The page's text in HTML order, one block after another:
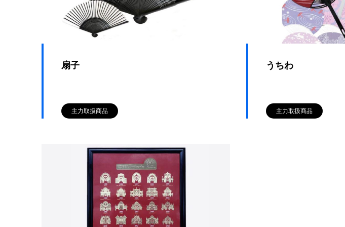
扇子
主力取扱商品
うちわ
主力取扱商品